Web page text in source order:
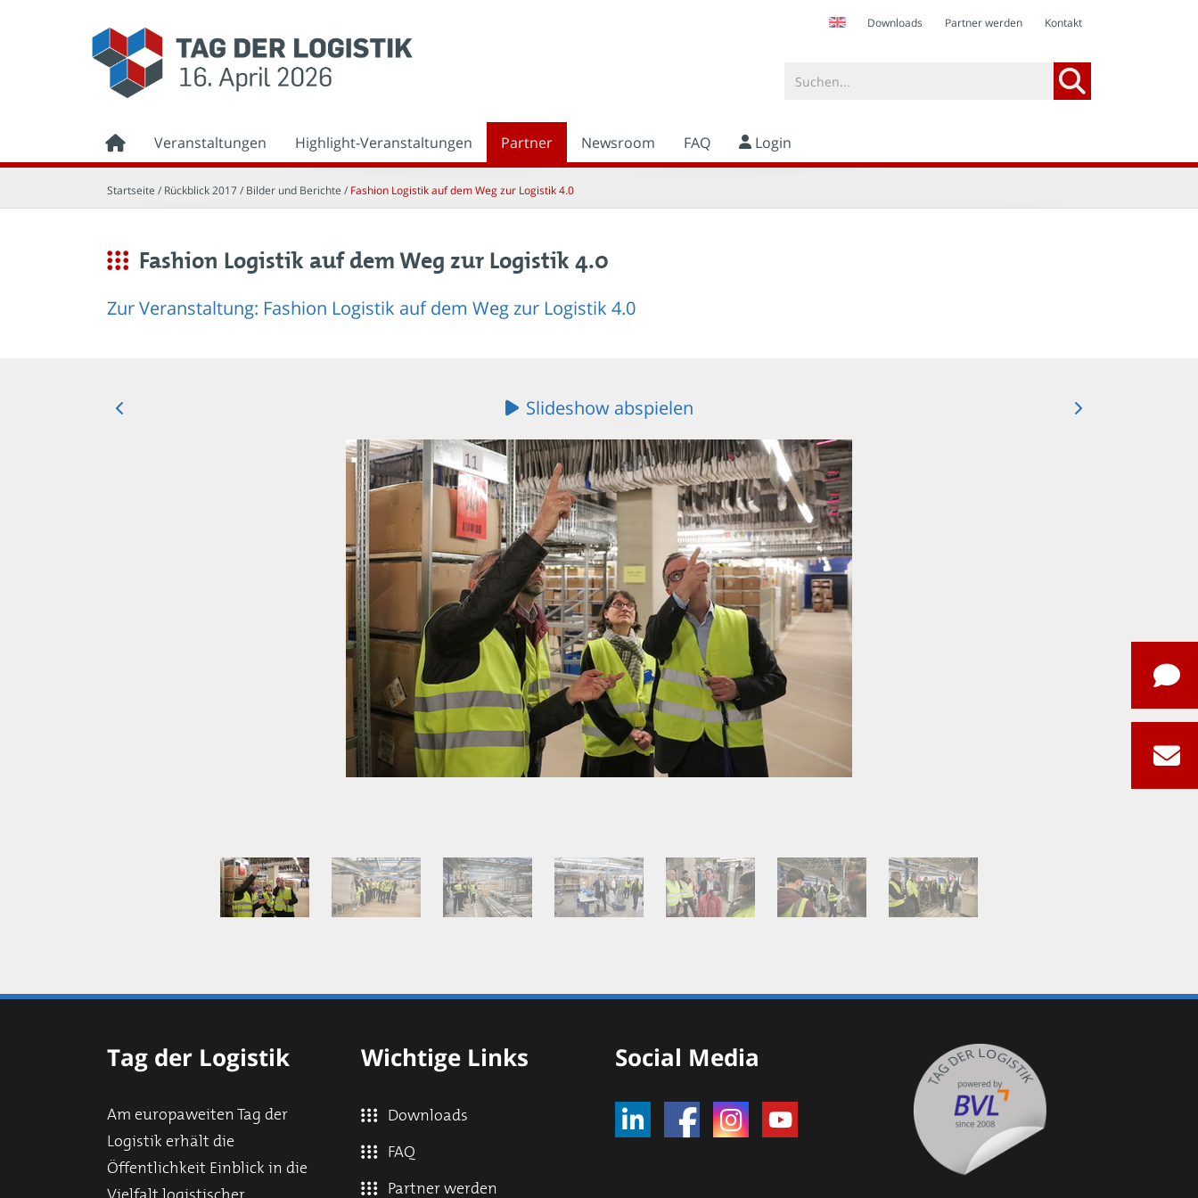
Downloads Partner werden Kontakt
Veranstaltungen Highlight-Veranstaltungen Partner Newsroom FAQ Login
Startseite / Rückblick 2017 / Bilder und Berichte / Fashion Logistik auf dem Weg zur Logistik 4.0
Fashion Logistik auf dem Weg zur Logistik 4.0
Zur Veranstaltung: Fashion Logistik auf dem Weg zur Logistik 4.0
Slideshow abspielen
Tag der Logistik
Am europaweiten Tag der
Logistik erhält die
Öffentlichkeit Einblick in die
Wichtige Links
Downloads
FAQ
Partner werden
Social Media